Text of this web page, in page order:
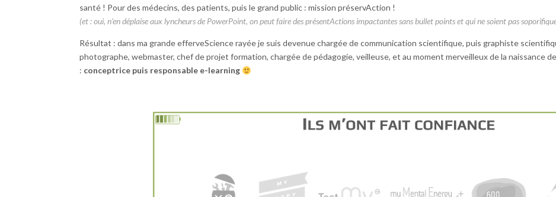
santé ! Pour des médecins, des patients, puis le grand public : mission préservAction !
(et : oui, n’en déplaise aux lyncheurs de PowerPoint, on peut faire des présentActions impactantes sans bullet points et qui ne soient pas
Résultat : dans ma grande efferveScience rayée je suis devenue chargée de communication scientifique, puis graphiste
photographe, webmaster, chef de projet formation, chargée de pédagogie, veilleuse, et au moment merveilleux de la naissance
: conceptrice puis responsable e-learning